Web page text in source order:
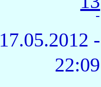
-
17.05.2012 -
22:09